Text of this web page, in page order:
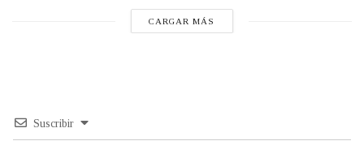
CARGAR MÁS
Suscribir